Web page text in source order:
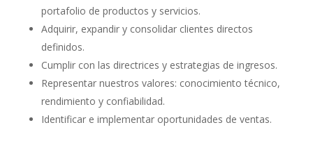
portafolio de productos y servicios.
Adquirir, expandir y consolidar clientes directos
definidos.
Cumplir con las directrices y estrategias de ingresos.
Representar nuestros valores: conocimiento técnico,
rendimiento y confiabilidad.
Identificar e implementar oportunidades de ventas.